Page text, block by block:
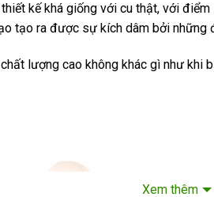
kế khá giống với cu thật, với
tạo ra được sự kích dâm bởi những
lượng cao không khác gì như
Xem thêm